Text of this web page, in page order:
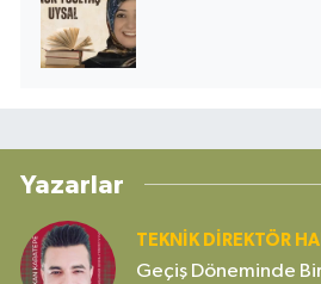
Yazarlar
TEKNIK DIREKTÖR
Geçiş Döneminde